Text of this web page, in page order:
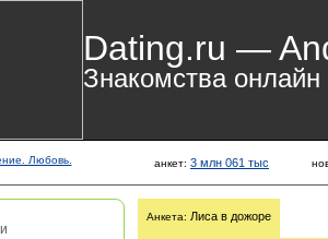
Dating.ru —
Знакомства онлайн
анкет: 3 млн 061 тыс
Анкета: Лиса в дожоре